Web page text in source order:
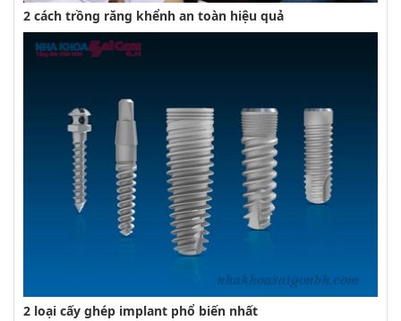
2 cách trồng răng khểnh an toàn hiệu quả
2 loại cấy ghép implant phổ biến nhất